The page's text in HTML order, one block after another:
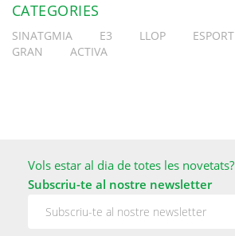
CATEGORIES
SINATGMIA E3 LLOP ESPORT
GRAN ACTIVA
Vols estar al dia de totes les novetats?
Subscriu-te al nostre newsletter